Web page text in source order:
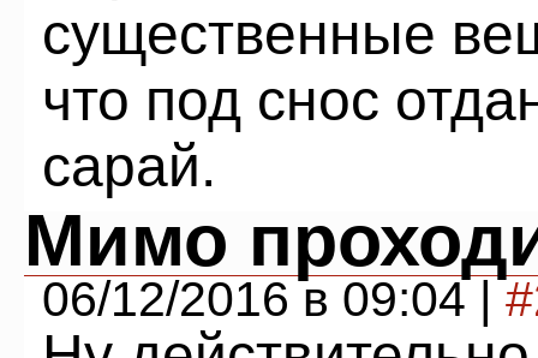
существенные
что под снос
сарай.
Мимо
06/12/2016 в 09:04 |